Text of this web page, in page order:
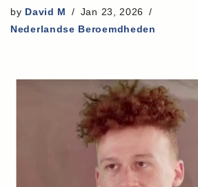
by David M
Jan 23, 2026
Nederlandse Beroemdheden